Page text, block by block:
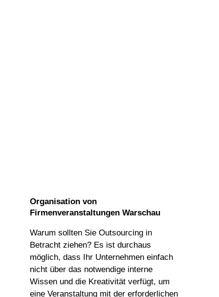
Organisation von
Firmenveranstaltungen Warschau
Warum sollten Sie Outsourcing in
Betracht ziehen? Es ist durchaus
möglich, dass Ihr Unternehmen einfach
nicht über das notwendige interne
Wissen und die Kreativität verfügt, um
eine Veranstaltung mit der erforderlichen